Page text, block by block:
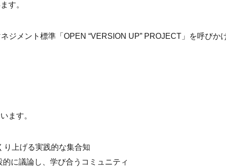
す。
ジメント標準「OPEN “VERSION UP” PROJECT」を呼びか
ます。
り上げる実践的な集合知
に議論し、学び合うコミュニティ